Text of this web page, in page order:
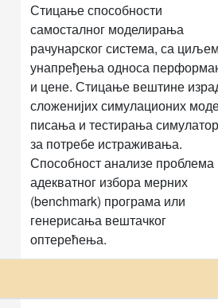
Стицање способности
самосталног моделирања
рачунарског система, са
унапређења односа
и цене. Стицање вештине
сложенијих симулационих
писања и тестирања
за потребе истраживања.
Способност анализе проблема
адекватног избора мерних
(benchmark) програма или
генерисања вештачког
оптерећења.